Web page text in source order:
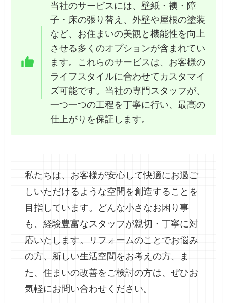
当社のサービスには、壁紙・襖・障
子・床の張り替え、外壁や屋根の塗装
など、お住まいの美観と機能性を向上
させる多くのオプションが含まれてい
ます。これらのサービスは、お客様の
ライフスタイルに合わせてカスタマイ
ズ可能です。当社の専門スタッフが、
一つ一つの工程を丁寧に行い、最高の
仕上がりを保証します。
私たちは、お客様が安心して快適にお過ご
しいただけるような空間を創造することを
目指しています。どんな小さなお困り事
も、経験豊富なスタッフが親切・丁寧に対
応いたします。リフォームのことでお悩み
の方、新しい生活空間をお考えの方、ま
た、住まいの改善をご検討の方は、ぜひお
気軽にお問い合わせください。